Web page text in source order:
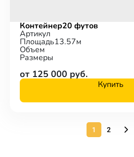
Контейнер20 футов
Артикул
Площадь13.57м
Объем
Размеры
от 125 000 руб.
Купить
1 2